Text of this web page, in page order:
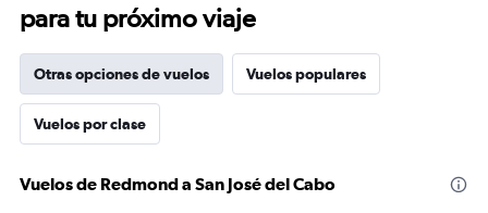
para tu próximo viaje
Otras opciones de vuelos Vuelos populares
Vuelos por clase
Vuelos de Redmond a San José del Cabo